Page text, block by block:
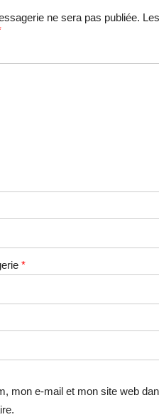
ne sera pas publiée.
*
mon e-mail et mon site web